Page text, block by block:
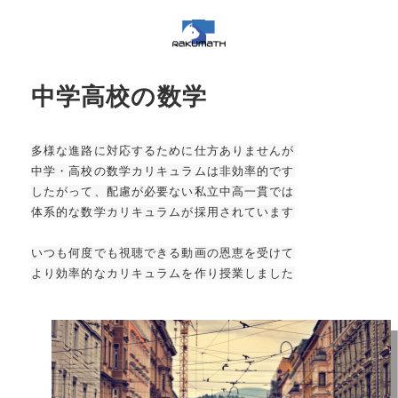
中学高校の数学
多様な進路に対応するために仕方ありませんが
中学・高校の数学カリキュラムは非効率的です
したがって、配慮が必要ない私立中高一貫では
体系的な数学カリキュラムが採用されています
いつも何度でも視聴できる動画の恩恵を受けて
より効率的なカリキュラムを作り授業しました